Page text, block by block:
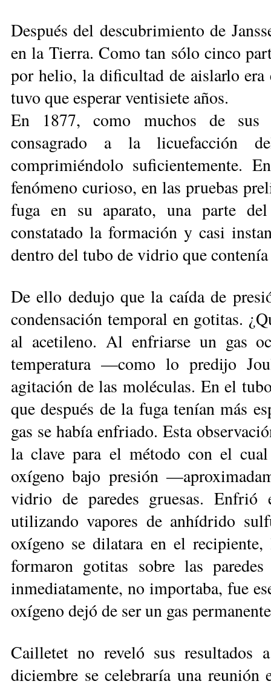
Después del descubrimiento de
en la Tierra. Como tan sólo cinco
por helio, la dificultad de aislarlo era
tuvo que esperar ventisiete años.
En 1877, como muchos de sus
consagrado a la licuefacción
comprimiéndolo suficientemente.
fenómeno curioso, en las pruebas
fuga en su aparato, una parte
constatado la formación y casi
dentro del tubo de vidrio que
De ello dedujo que la caída de
condensación temporal en gotitas.
al acetileno. Al enfriarse un gas
temperatura —como lo predijo
agitación de las moléculas. En el
que después de la fuga tenían más
gas se había enfriado. Esta
la clave para el método con el
oxígeno bajo presión
vidrio de paredes gruesas.
utilizando vapores de anhídrido
oxígeno se dilatara en el
formaron gotitas sobre las
inmediatamente, no importaba, fue
oxígeno dejó de ser un gas
Cailletet no reveló sus
diciembre se celebraría una